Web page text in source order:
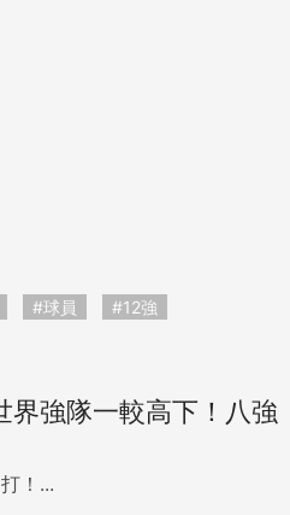
#球員 #12強
界強隊一較高下！八強
！...